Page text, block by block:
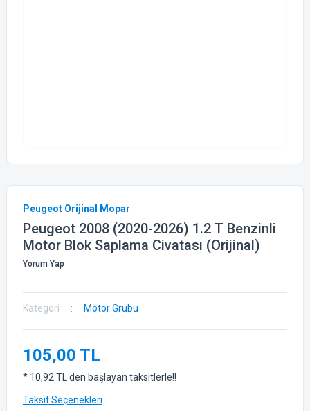
Peugeot Orijinal Mopar
Peugeot 2008 (2020-2026) 1.2 T Benzinli
Motor Blok Saplama Civatası (Orijinal)
Yorum Yap
Kategori Motor Grubu
105,00 TL
* 10,92 TL den başlayan taksitlerle!!
Taksit Seçenekleri